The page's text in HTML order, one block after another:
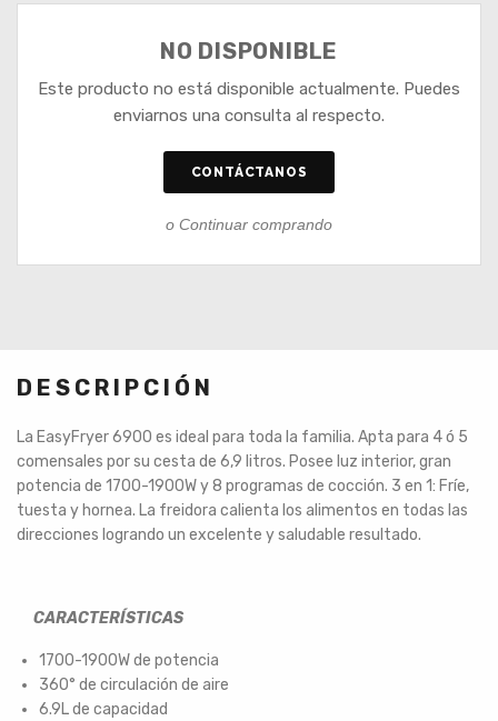
NO DISPONIBLE
Este producto no está disponible actualmente. Puedes
enviarnos una consulta al respecto.
CONTÁCTANOS
o Continuar comprando
DESCRIPCIÓN
La EasyFryer 6900 es ideal para toda la familia. Apta para 4 ó 5
comensales por su cesta de 6,9 litros. Posee luz interior, gran
potencia de 1700-1900W y 8 programas de cocción. 3 en 1: Fríe,
tuesta y hornea. La freidora calienta los alimentos en todas las
direcciones logrando un excelente y saludable resultado.
CARACTERÍSTICAS
1700-1900W de potencia
360° de circulación de aire
6.9L de capacidad